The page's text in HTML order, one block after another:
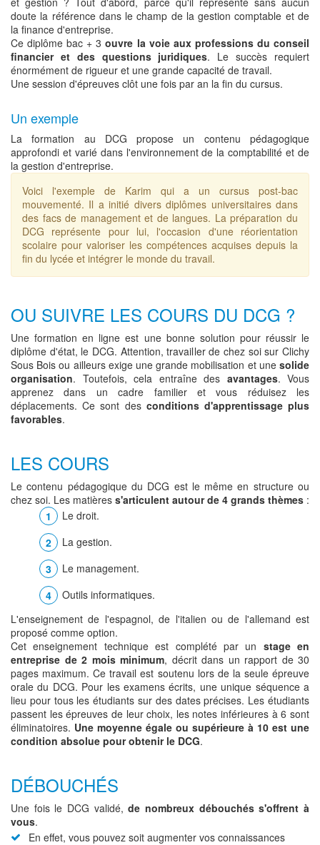
doute la référence dans le champ de la gestion comptable et de
la finance d'entreprise.
Ce diplôme bac + 3ouvre la voie aux professions du conseil
financier et des questions juridiques. Le succès requiert
énormément de rigueur et une grande capacité de travail.
Une session d'épreuves clôt une fois par an la fin du cursus.
Un exemple
La formation au DCG propose un contenu pédagogique
approfondi et varié dans l'environnement de la comptabilité et de
la gestion d'entreprise.
Voici l'exemple de Karim qui a un cursus post-bac
mouvementé. Il a initié divers diplômes universitaires dans
des facs de management et de langues. La préparation du
DCG représente pour lui, l'occasion d'une réorientation
scolaire pour valoriser les compétences acquises depuis la
fin du lycée et intégrer le monde du travail.
OU SUIVRE LES COURS DU DCG ?
Une formation en ligne est une bonne solution pour réussir le
diplôme d'état, le DCG. Attention, travailler de chez soi sur Clichy
Sous Bois ou ailleurs exige une grande mobilisation et une solide
organisation. Toutefois, cela entraîne des avantages. Vous
apprenez dans un cadre familier et vous réduisez les
déplacements. Ce sont des conditions d'apprentissage plus
favorables.
LES COURS
Le contenu pédagogique du DCG est le même en structure ou
chez soi. Les matières s'articulent autour de 4 grands thèmes :
Le droit.
La gestion.
Le management.
Outils informatiques.
L'enseignement de l'espagnol, de l'italien ou de l'allemand est
proposé comme option.
Cet enseignement technique est complété par un stage en
entreprise de 2 mois minimum, décrit dans un rapport de 30
pages maximum. Ce travail est soutenu lors de la seule épreuve
orale du DCG. Pour les examens écrits, une unique séquence a
lieu pour tous les étudiants sur des dates précises. Les étudiants
passent les épreuves de leur choix, les notes inférieures à 6 sont
éliminatoires. Une moyenne égale ou supérieure à 10 est une
condition absolue pour obtenir le DCG.
DÉBOUCHÉS
Une fois le DCG validé,de nombreux débouchés s'offrent à
vous.
En effet, vous pouvez soit augmenter vos connaissances